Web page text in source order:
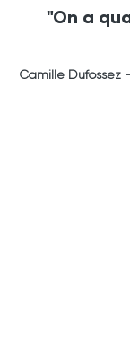
"On a
Camille Dufossez